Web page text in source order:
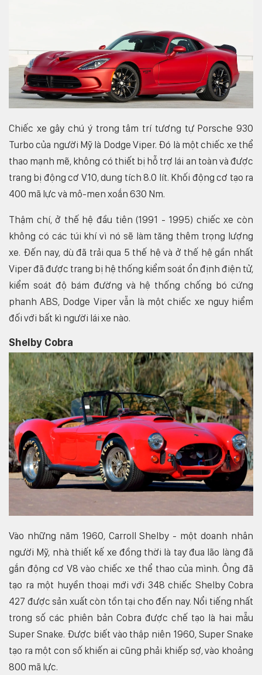
Chiếc xe gây chú ý trong tâm trí tương tự Porsche 930
Turbo của người Mỹ là Dodge Viper. Đó là một chiếc xe thể
thao mạnh mẽ, không có thiết bị hỗ trợ lái an toàn và được
trang bị động cơ V10, dung tích 8.0 lít. Khối động cơ tạo ra
400 mã lực và mô-men xoắn 630 Nm.
Thậm chí, ở thế hệ đầu tiên (1991 - 1995) chiếc xe còn
không có các túi khí vì nó sẽ làm tăng thêm trọng lượng
xe. Đến nay, dù đã trải qua 5 thế hệ và ở thế hệ gần nhất
Viper đã được trang bị hệ thống kiểm soát ổn định điện tử,
kiểm soát độ bám đường và hệ thống chống bó cứng
phanh ABS, Dodge Viper vẫn là một chiếc xe nguy hiểm
đối với bất kì người lái xe nào.
Shelby Cobra
Vào những năm 1960, Carroll Shelby - một doanh nhân
người Mỹ, nhà thiết kế xe đồng thời là tay đua lão làng đã
gắn động cơ V8 vào chiếc xe thể thao của mình. Ông đã
tạo ra một huyền thoại mới với 348 chiếc Shelby Cobra
427 được sản xuất còn tồn tại cho đến nay. Nổi tiếng nhất
trong số các phiên bản Cobra được chế tạo là hai mẫu
Super Snake. Được biết vào thập niên 1960, Super Snake
tạo ra một con số khiến ai cũng phải khiếp sợ, vào khoảng
800 mã lực.